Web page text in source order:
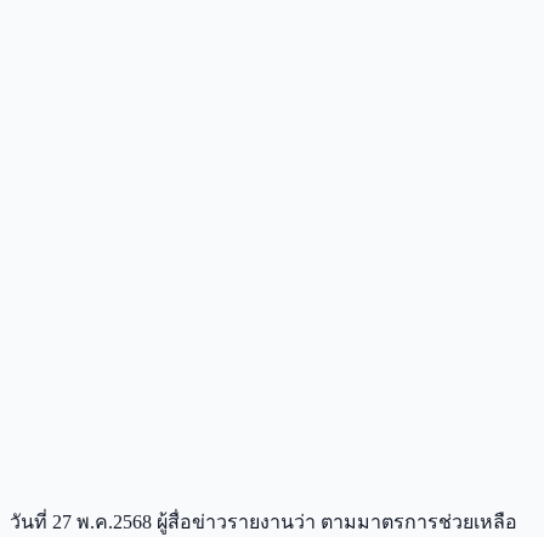
วันที่ 27 พ.ค.2568 ผู้สื่อข่าวรายงานว่า ตามมาตรการช่วยเหลือ